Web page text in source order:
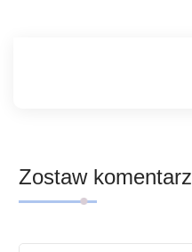
Zostaw komentarz